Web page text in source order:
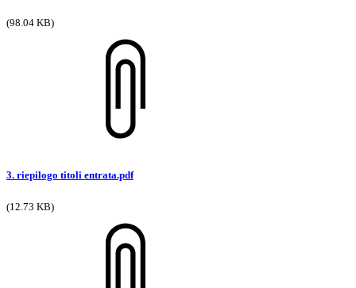
(98.04 KB)
3. riepilogo titoli entrata.pdf
(12.73 KB)